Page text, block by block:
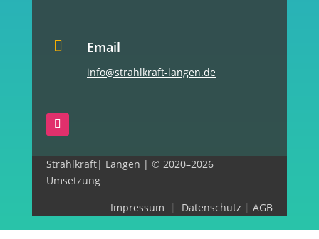
 Email
info@strahlkraft-langen.de
Strahlkraft| Langen | © 2020–2026
Umsetzung
Impressum
| Datenschutz |AGB